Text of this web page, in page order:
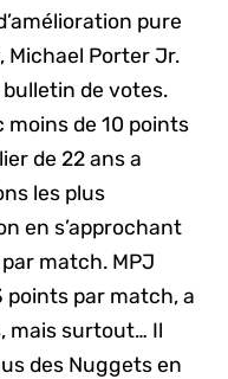
pure
Michael Porter Jr.
de votes.
de 10 points
de 22 ans a
les plus
en s’approchant
match. MPJ
points par match, a
mais surtout… Il
des Nuggets en